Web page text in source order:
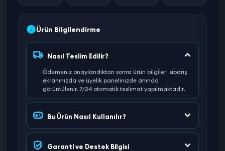
Ürün Bilgilendirme
Nasıl Teslim Edilir?
Ödemeniz onaylandıktan sonra ürün bilgileri sipariş
ekranınızda ve üyelik panelinizde anında
görüntülenir. 7/24 otomatik teslimat yapılmaktadır.
Bu Ürün Nasıl Kullanılır?
Garanti ve Destek Bilgisi